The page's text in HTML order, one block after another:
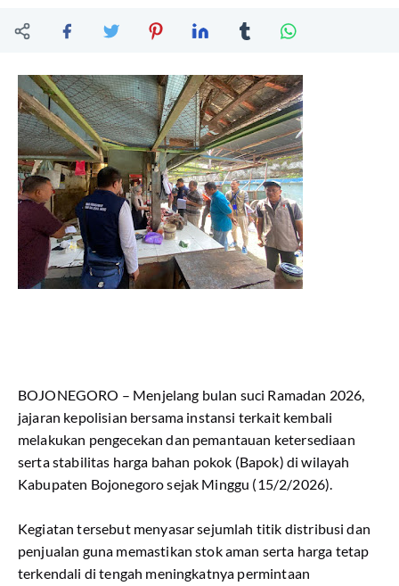
BOJONEGORO – Menjelang bulan suci Ramadan 2026,
jajaran kepolisian bersama instansi terkait kembali
melakukan pengecekan dan pemantauan ketersediaan
serta stabilitas harga bahan pokok (Bapok) di wilayah
Kabupaten Bojonegoro sejak Minggu (15/2/2026).
Kegiatan tersebut menyasar sejumlah titik distribusi dan
penjualan guna memastikan stok aman serta harga tetap
terkendali di tengah meningkatnya permintaan